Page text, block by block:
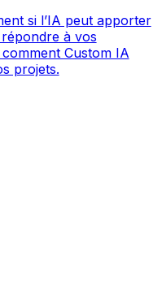
si l’IA peut apporter
à vos
Custom IA
projets.